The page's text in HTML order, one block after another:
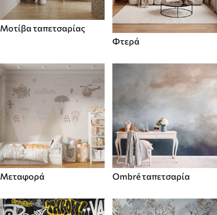
Μοτίβα ταπετσαρίας
Φτερά
Μεταφορά Ombré ταπετσαρία